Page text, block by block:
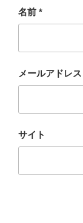
名前 *
メールアドレス
サイト